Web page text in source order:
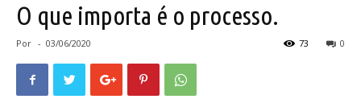
O que importa é o processo.
Por - 03/06/2020 0
73